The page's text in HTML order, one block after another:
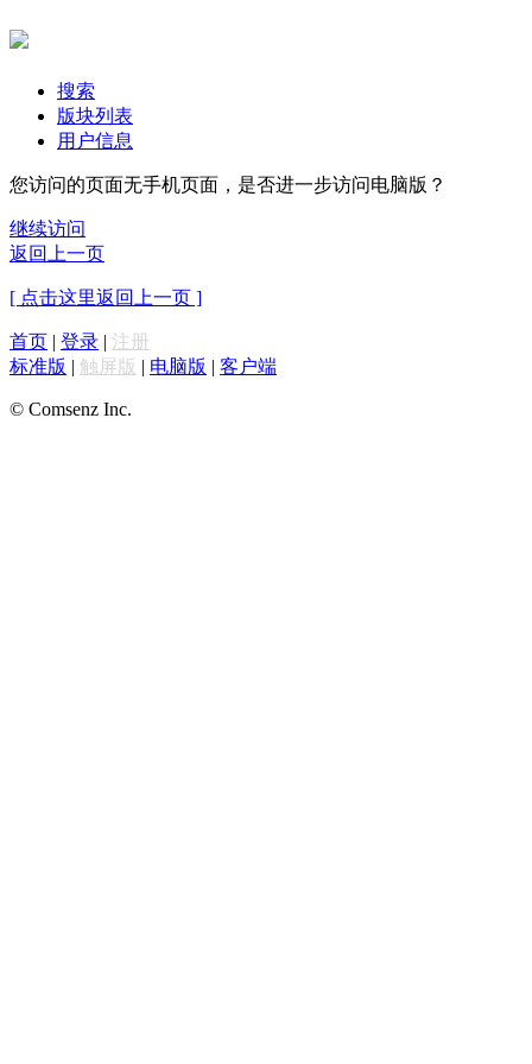
搜索
版块列表
用户信息
您访问的页面无手机页面，是否进一步访问电脑版？
继续访问
返回上一页
[ 点击这里返回上一页 ]
首页 | 登录 | 注册
标准版 | 触屏版 | 电脑版 | 客户端
© Comsenz Inc.